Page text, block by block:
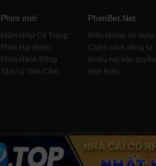
Phim mới
Kiếm Hiệp Cổ Trang
Phim Hài Hước
Phim Hành Động
Tâm Lý Tình Cảm
PhimBet.Net
Điều khoản sử dụng
Chính sách riêng tư
Khiếu nại bản quyền
Giới thiệu